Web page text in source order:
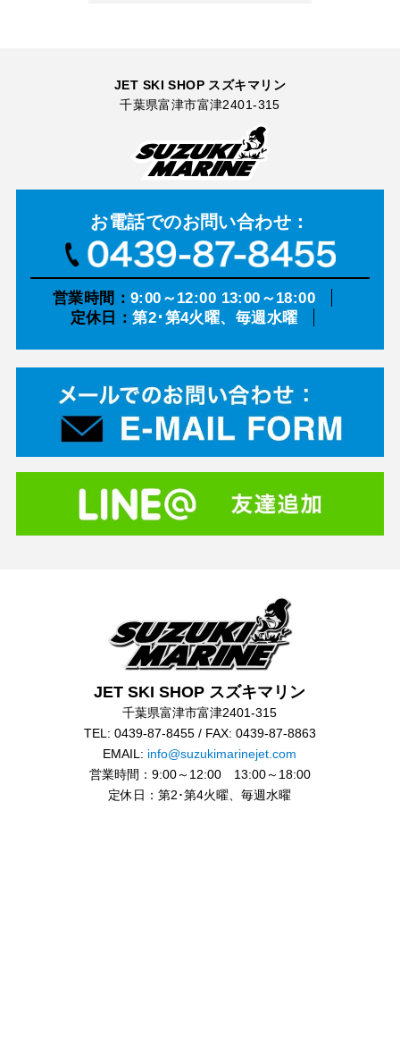
JET SKI SHOP スズキマリン
千葉県富津市富津2401-315
お電話でのお問い合わせ：
営業時間： 9:00～12:00 13:00～18:00
定休日：第2･第4火曜、毎週水曜
JET SKI SHOP スズキマリン
千葉県富津市富津2401-315
TEL: 0439-87-8455 / FAX: 0439-87-8863
EMAIL: info@suzukimarinejet.com
営業時間：9:00～12:00 13:00～18:00
定休日：第2･第4火曜、毎週水曜